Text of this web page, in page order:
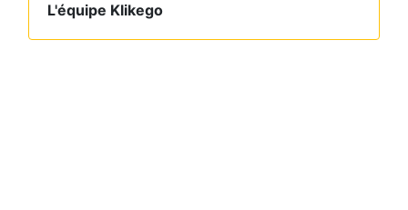
L'équipe Klikego